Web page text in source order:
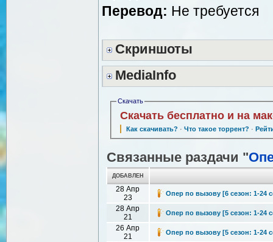
Перевод: Не требуется
Скриншоты
MediaInfo
Скачать
Скачать бесплатно и на
Как скачивать? · Что такое торрент? ·
Связанные раздачи "
ДОБАВЛЕН
28 Апр
23
Опер по вызову [6 сезон: 1-24
28 Апр
21
Опер по вызову [5 сезон: 1-24
26 Апр
21
Опер по вызову [5 сезон: 1-24